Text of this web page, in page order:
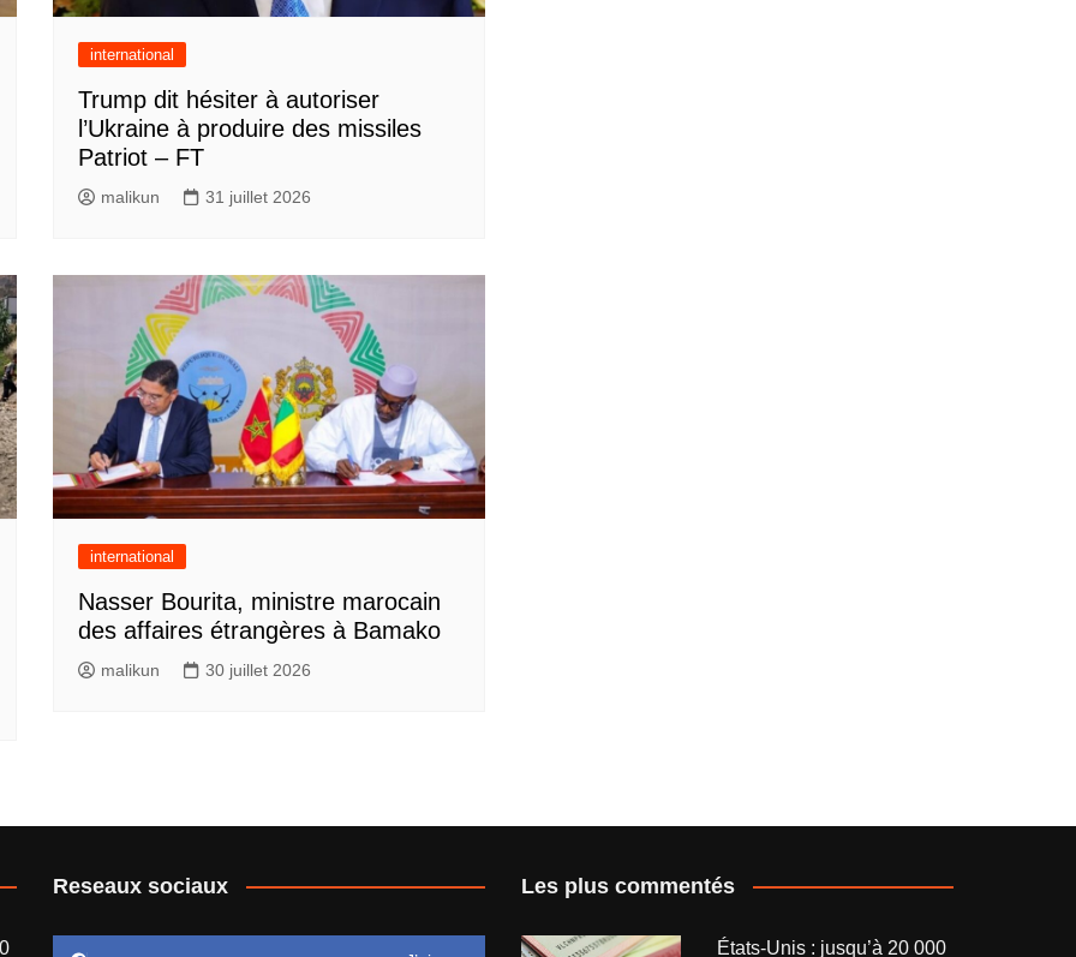
international
Trump dit hésiter à autoriser
l’Ukraine à produire des missiles
Patriot – FT
malikun 31 juillet 2026
international
Nasser Bourita, ministre marocain
des affaires étrangères à Bamako
malikun 30 juillet 2026
Reseaux sociaux Les plus commentés
États-Unis : jusqu’à 20 000